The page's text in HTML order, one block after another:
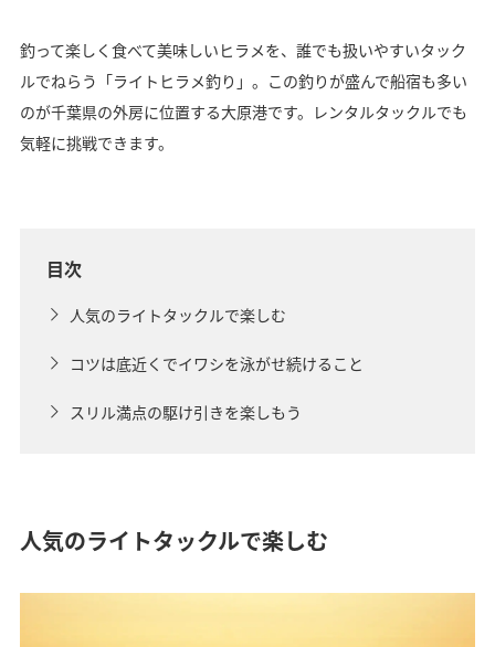
釣って楽しく食べて美味しいヒラメを、誰でも扱いやすいタック
ルでねらう「ライトヒラメ釣り」。この釣りが盛んで船宿も多い
のが千葉県の外房に位置する大原港です。レンタルタックルでも
気軽に挑戦できます。
目次
人気のライトタックルで楽しむ
コツは底近くでイワシを泳がせ続けること
スリル満点の駆け引きを楽しもう
人気のライトタックルで楽しむ